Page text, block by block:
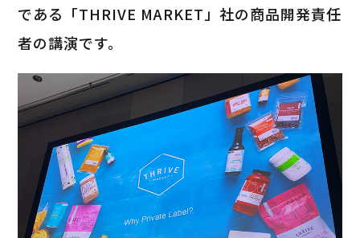
である「THRIVE MARKET」社の商品開発責任
者の講演です。